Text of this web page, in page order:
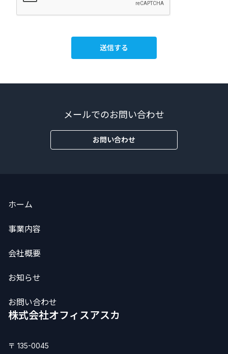
送信する
メールでのお問い合わせ
お問い合わせ
ホーム
事業内容
会社概要
お知らせ
お問い合わせ
株式会社オフィスアスカ
〒 135-0045